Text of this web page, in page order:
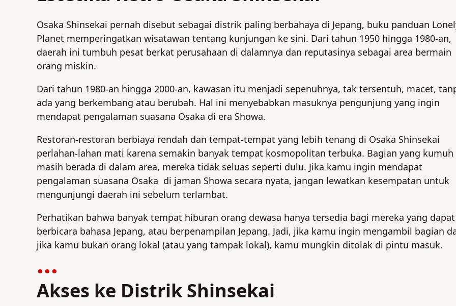
Osaka Shinsekai pernah disebut sebagai distrik paling berbahaya di Jepang, buku panduan
Planet memperingatkan wisatawan tentang kunjungan ke sini. Dari tahun 1950 hingga 1980-an,
daerah ini tumbuh pesat berkat perusahaan di dalamnya dan reputasinya sebagai area bermain
orang miskin.
Dari tahun 1980-an hingga 2000-an, kawasan itu menjadi sepenuhnya, tak tersentuh, macet,
ada yang berkembang atau berubah. Hal ini menyebabkan masuknya pengunjung yang ingin
mendapat pengalaman suasana Osaka di era Showa.
Restoran-restoran berbiaya rendah dan tempat-tempat yang lebih tenang di Osaka Shinsekai
perlahan-lahan mati karena semakin banyak tempat kosmopolitan terbuka. Bagian yang kumuh
masih berada di dalam area, mereka tidak seluas seperti dulu. Jika kamu ingin mendapat
pengalaman suasana Osaka di jaman Showa secara nyata, jangan lewatkan kesempatan untuk
mengunjungi daerah ini sebelum terlambat.
Perhatikan bahwa banyak tempat hiburan orang dewasa hanya tersedia bagi mereka yang dapat
berbicara bahasa Jepang, atau berpenampilan Jepang. Jadi, jika kamu ingin mengambil bagian
jika kamu bukan orang lokal (atau yang tampak lokal), kamu mungkin ditolak di pintu masuk.
Akses ke Distrik Shinsekai